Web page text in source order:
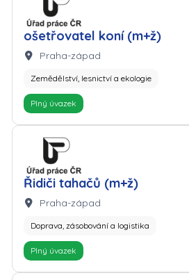
ošetřovatel koní (m+ž)
Lokalita:
Praha-západ
Zemědělství, lesnictví a ekologie
Plný úvazek
Řidiči tahačů (m+ž)
Zaměstnavatel: Úřad práce
Lokalita:
Praha-západ
Doprava, zásobování a logistika
Plný úvazek